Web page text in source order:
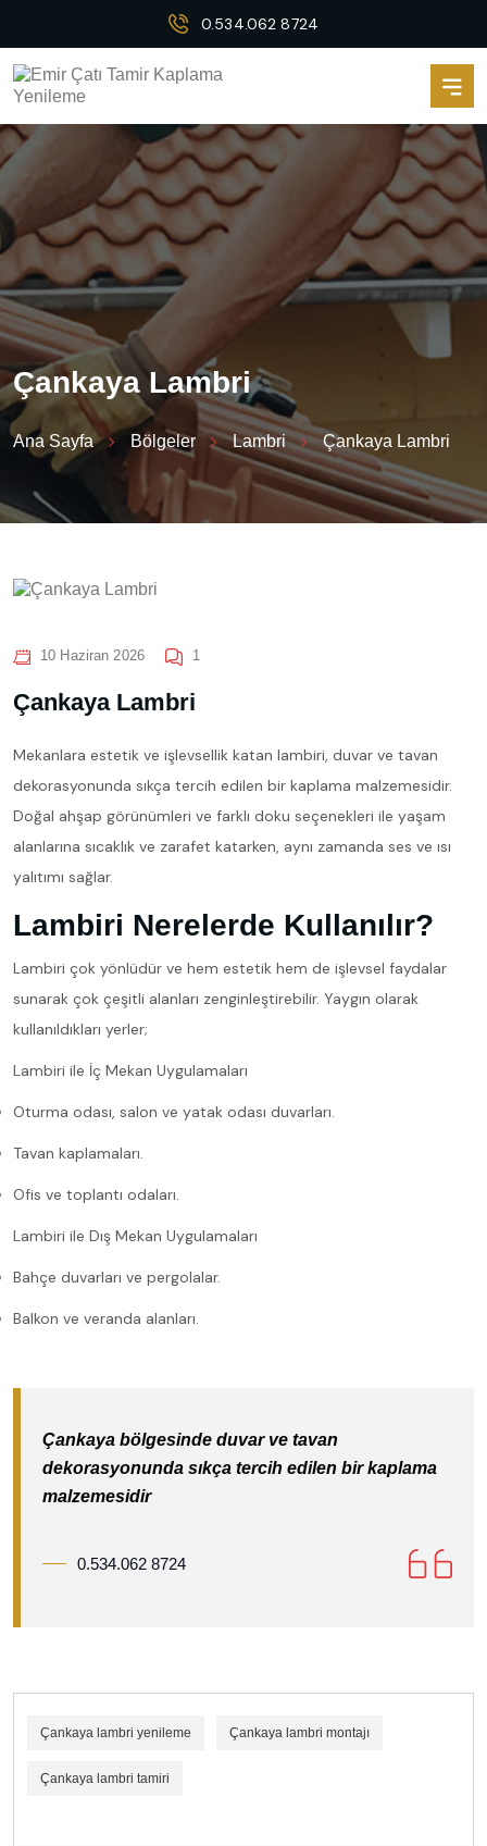
0.534.062 8724
Çankaya Lambri
Ana Sayfa Bölgeler Lambri Çankaya Lambri
10 Haziran 2026 1
Çankaya Lambri
Mekanlara estetik ve işlevsellik katan lambiri, duvar ve tavan
dekorasyonunda sıkça tercih edilen bir kaplama malzemesidir.
Doğal ahşap görünümleri ve farklı doku seçenekleri ile yaşam
alanlarına sıcaklık ve zarafet katarken, aynı zamanda ses ve ısı
yalıtımı sağlar.
Lambiri Nerelerde Kullanılır?
Lambiri çok yönlüdür ve hem estetik hem de işlevsel faydalar
sunarak çok çeşitli alanları zenginleştirebilir. Yaygın olarak
kullanıldıkları yerler;
Lambiri ile İç Mekan Uygulamaları
Oturma odası, salon ve yatak odası duvarları.
Tavan kaplamaları.
Ofis ve toplantı odaları.
Lambiri ile Dış Mekan Uygulamaları
Bahçe duvarları ve pergolalar.
Balkon ve veranda alanları.
Çankaya bölgesinde duvar ve tavan
dekorasyonunda sıkça tercih edilen bir kaplama
malzemesidir
0.534.062 8724
Çankaya lambri yenileme Çankaya lambri montajı
Çankaya lambri tamiri